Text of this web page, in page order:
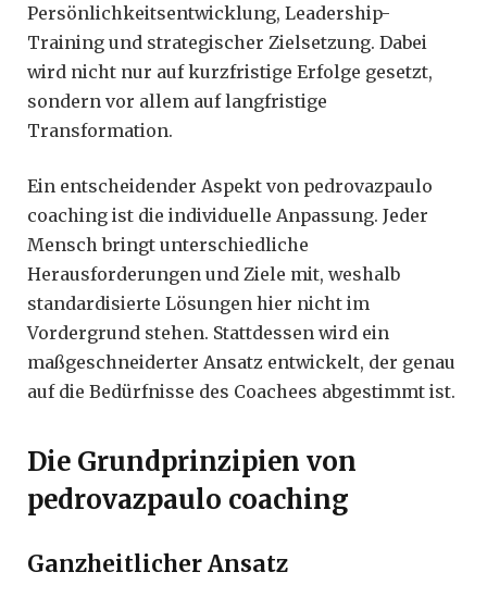
Persönlichkeitsentwicklung, Leadership-
Training und strategischer Zielsetzung. Dabei
wird nicht nur auf kurzfristige Erfolge gesetzt,
sondern vor allem auf langfristige
Transformation.
Ein entscheidender Aspekt von pedrovazpaulo
coaching ist die individuelle Anpassung. Jeder
Mensch bringt unterschiedliche
Herausforderungen und Ziele mit, weshalb
standardisierte Lösungen hier nicht im
Vordergrund stehen. Stattdessen wird ein
maßgeschneiderter Ansatz entwickelt, der genau
auf die Bedürfnisse des Coachees abgestimmt ist.
Die Grundprinzipien von
pedrovazpaulo coaching
Ganzheitlicher Ansatz